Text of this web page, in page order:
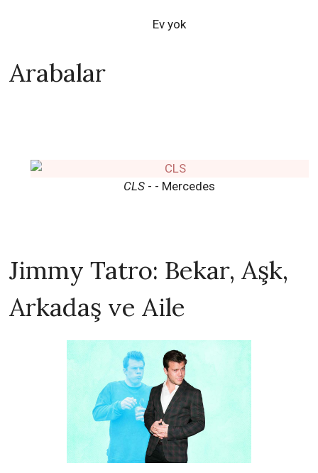
Ev yok
Arabalar
CLS - - Mercedes
Jimmy Tatro: Bekar, Aşk,
Arkadaş ve Aile